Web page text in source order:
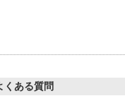
くある質問